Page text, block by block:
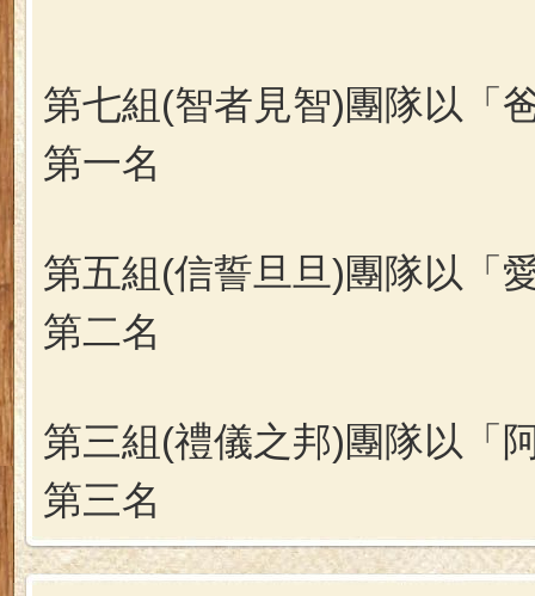
第七組(智者見智)團隊以「
第一名
第五組(信誓旦旦)團隊以「
第二名
第三組(禮儀之邦)團隊以「
第三名